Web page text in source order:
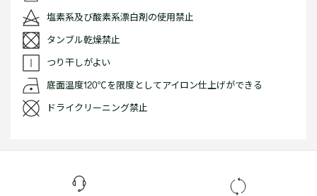
塩素系及び酸素系漂白剤の使用禁止
タンブル乾燥禁止
つり干しがよい
底面温度120℃を限度としてアイロン仕上げができる
ドライクリーニング禁止